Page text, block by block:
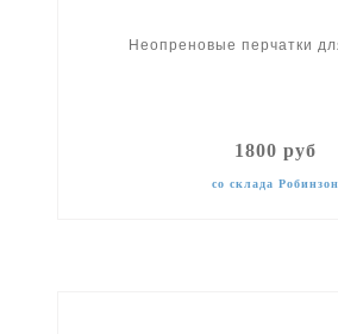
Неопреновые перчатки
1800 руб
со склада Робинзон